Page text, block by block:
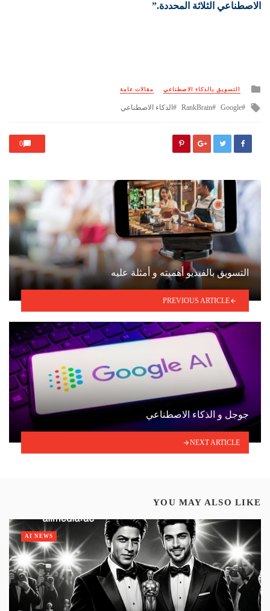
الاصطناعي الثلاثة المحددة.”
Posted
التسويق بالذكاء الاصطناعي مقالات عامة
Tagged
Google
RankBrain الذكاء الاصطناعي
0
التسويق بالفيديو أهميته و أمثلة عليه
PREVIOUS ARTICLE
جوجل و الذكاء الاصطناعي
NEXT ARTICLE
YOU MAY ALSO LIKE
AI NEWS